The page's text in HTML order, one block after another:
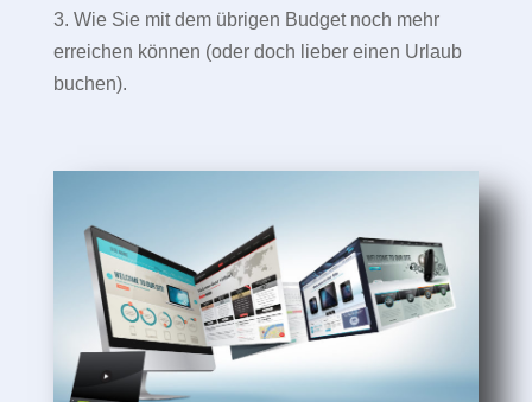
3. Wie Sie mit dem übrigen Budget noch mehr
erreichen können (oder doch lieber einen Urlaub
buchen).